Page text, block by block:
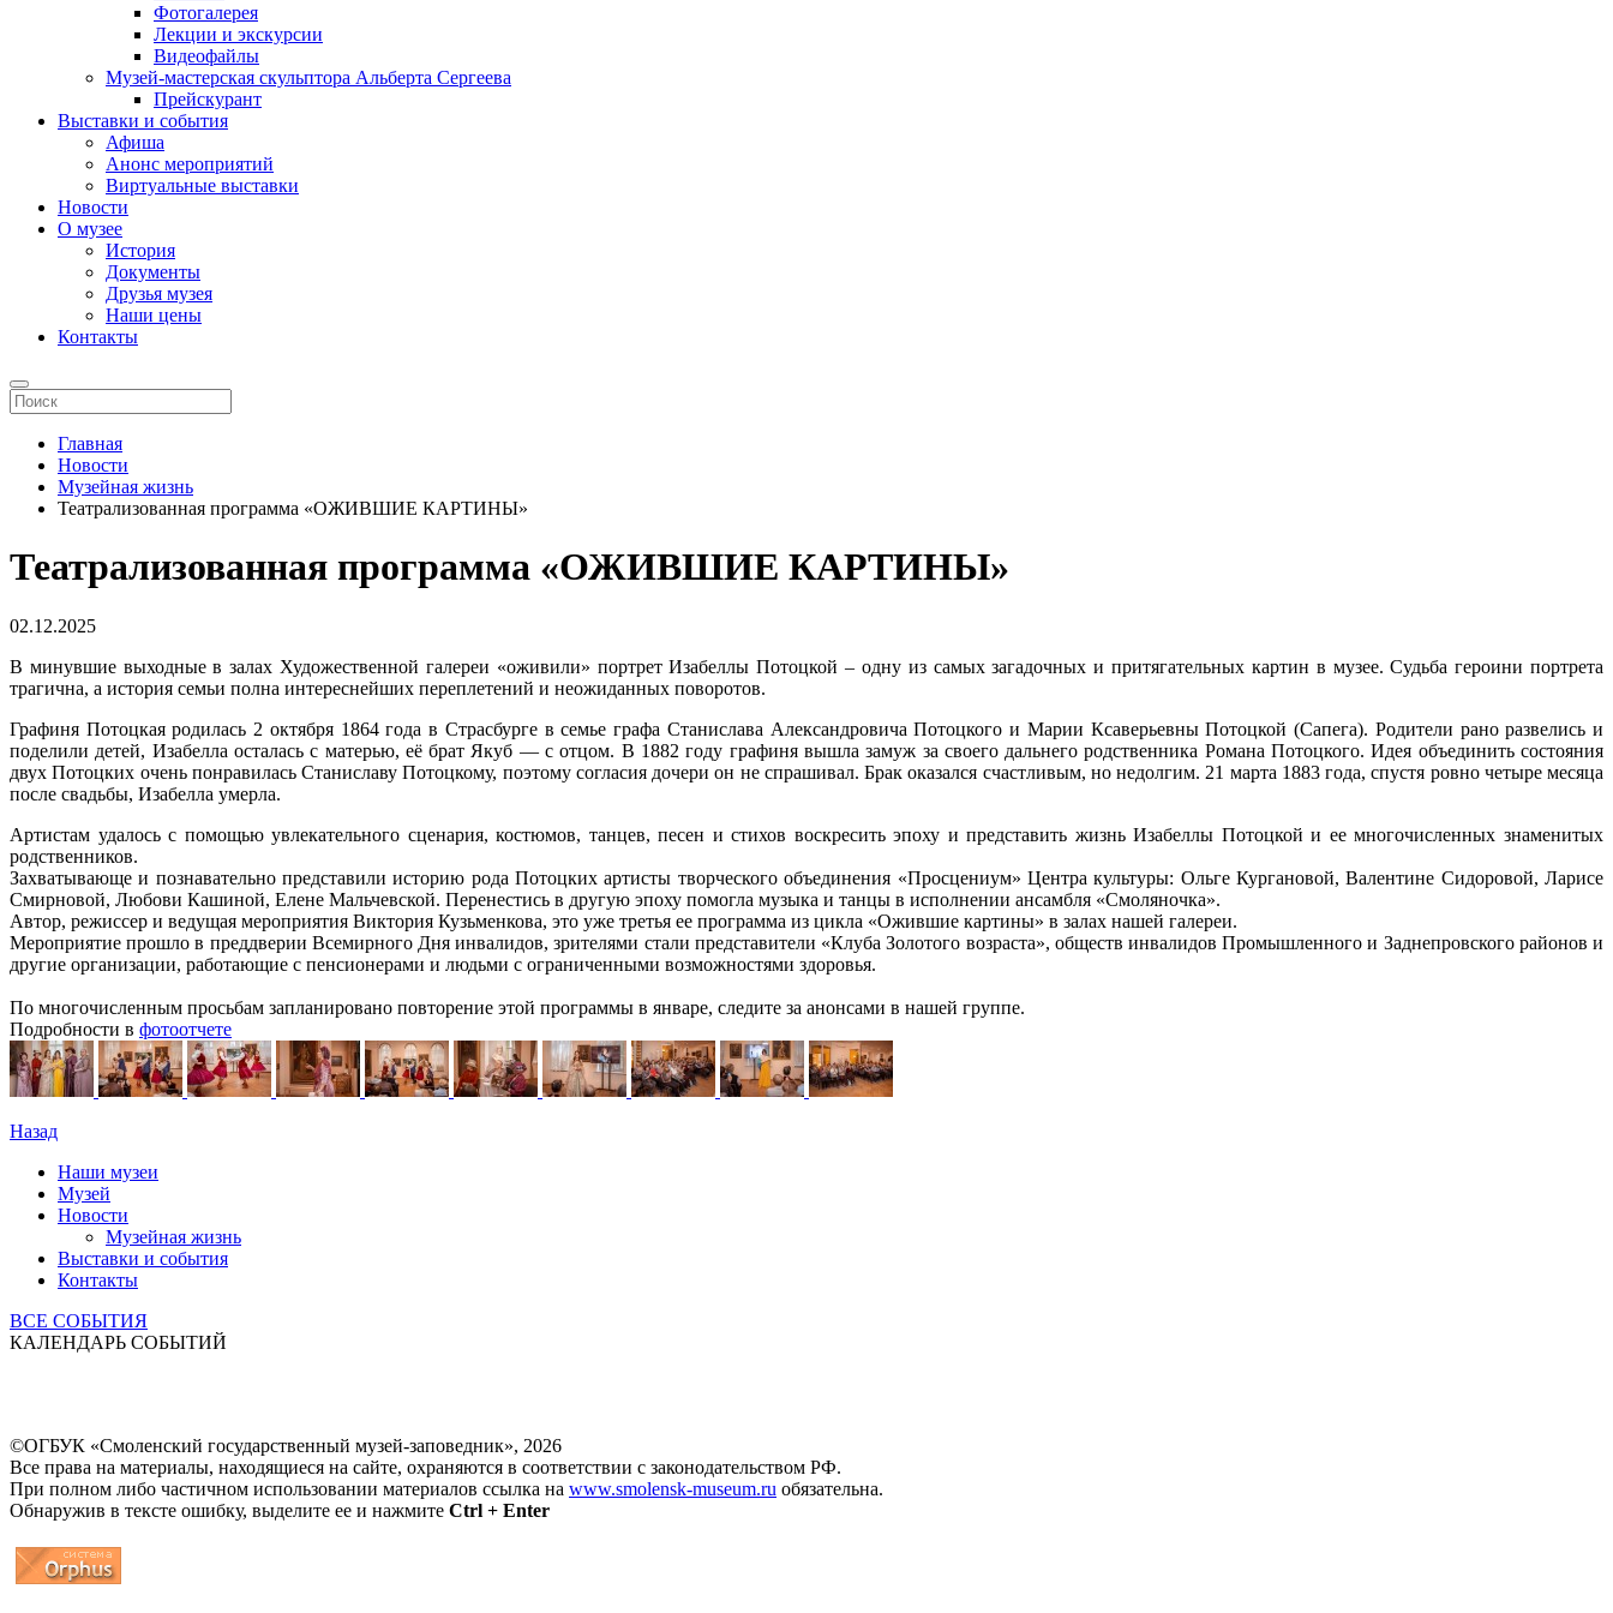
Фотогалерея
Лекции и экскурсии
Видеофайлы
Музей-мастерская скульптора Альберта Сергеева
Прейскурант
Выставки и события
Афиша
Анонс мероприятий
Виртуальные выставки
Новости
О музее
История
Документы
Друзья музея
Наши цены
Контакты
Главная
Новости
Музейная жизнь
Театрализованная программа «ОЖИВШИЕ КАРТИНЫ»
Театрализованная программа «ОЖИВШИЕ КАРТИНЫ»
02.12.2025
В минувшие выходные в залах Художественной галереи «оживили» портрет Изабеллы Потоцкой – одну из самых загадочных и притягательных картин в музее. Судьба героини портрета
трагична, а история семьи полна интереснейших переплетений и неожиданных поворотов.
Графиня Потоцкая родилась 2 октября 1864 года в Страсбурге в семье графа Станислава Александровича Потоцкого и Марии Ксаверьевны Потоцкой (Сапега). Родители рано развелись и
поделили детей, Изабелла осталась с матерью, её брат Якуб — с отцом. В 1882 году графиня вышла замуж за своего дальнего родственника Романа Потоцкого. Идея объединить состояния
двух Потоцких очень понравилась Станиславу Потоцкому, поэтому согласия дочери он не спрашивал. Брак оказался счастливым, но недолгим. 21 марта 1883 года, спустя ровно четыре месяца
после свадьбы, Изабелла умерла.
Артистам удалось с помощью увлекательного сценария, костюмов, танцев, песен и стихов воскресить эпоху и представить жизнь Изабеллы Потоцкой и ее многочисленных знаменитых
родственников.
Захватывающе и познавательно представили историю рода Потоцких артисты творческого объединения «Просцениум» Центра культуры: Ольге Кургановой, Валентине Сидоровой, Ларисе
Смирновой, Любови Кашиной, Елене Мальчевской. Перенестись в другую эпоху помогла музыка и танцы в исполнении ансамбля «Смоляночка».
Автор, режиссер и ведущая мероприятия Виктория Кузьменкова, это уже третья ее программа из цикла «Ожившие картины» в залах нашей галереи.
Мероприятие прошло в преддверии Всемирного Дня инвалидов, зрителями стали представители «Клуба Золотого возраста», обществ инвалидов Промышленного и Заднепровского районов и
другие организации, работающие с пенсионерами и людьми с ограниченными возможностями здоровья.
По многочисленным просьбам запланировано повторение этой программы в январе, следите за анонсами в нашей группе.
Подробности в фотоотчете
Назад
Наши музеи
Музей
Новости
Музейная жизнь
Выставки и события
Контакты
ВСЕ СОБЫТИЯ
КАЛЕНДАРЬ СОБЫТИЙ
©ОГБУК «Смоленский государственный музей-заповедник», 2026
Все права на материалы, находящиеся на сайте, охраняются в соответствии с законодательством РФ.
При полном либо частичном использовании материалов ссылка на www.smolensk-museum.ru обязательна.
Обнаружив в тексте ошибку, выделите ее и нажмите Ctrl + Enter